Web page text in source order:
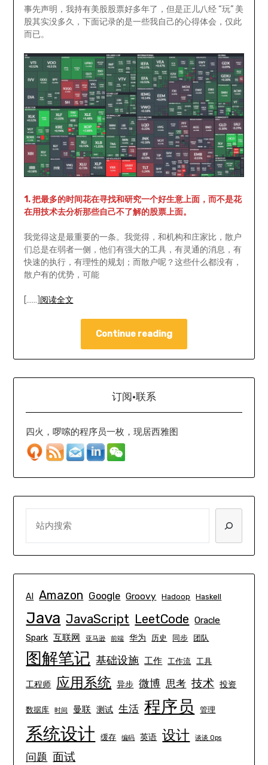
事先声明，我持有美股股票好多年了，但是正儿八经 “玩” 美
股其实没多久，下面记录的是一些我自己的心得体会，仅此
而已。
1. 把最多的时间花在寻找和研究一个好生意上面，而不是花
在用技术去分析那些自己不了解的股票上面。
我觉得这是最重要的一条。我觉得，和机构和庄家比，散户
们总是在弱者一侧，他们有强大的工具，有灵通的消息，有
快速的执行，有理性的规划；而散户呢？这些什么都没有，
散户有的优势，可能
[……] 阅读全文
Continue reading
订阅·联系
四火，啰嗦的程序员一枚，现居西雅图
AI Amazon Google Groovy Hadoop Haskell
Java JavaScript LeetCode Oracle
Spark 互联网 亚马逊 前端 华为 历史 同步 团队
图解笔记 基础设施 工作 工作流 工具
工程师 应用系统 异步 微博 思考 技术 投资
数据库 时间 曼联 测试 生活 程序员 管理
系统设计 缓存 编码 英语 设计 谈谈 Ops
问题 面试